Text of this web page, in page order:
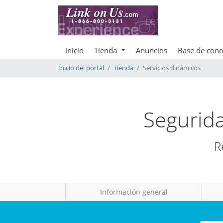
Inicio Tienda Anuncios Base de
Inicio del portal Tienda Servicios dinámicos
Información general